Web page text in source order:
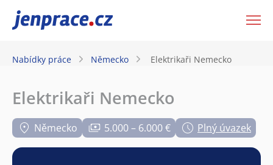
JenPráce.cz
Nabídky práce Německo Elektrikaři Nemecko
Elektrikaři Nemecko
Německo 5.000 – 6.000 € Plný úvazek